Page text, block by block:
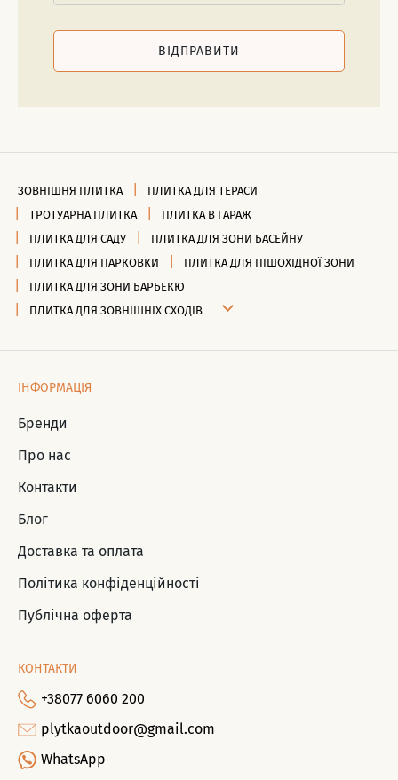
ВІДПРАВИТИ
ЗОВНІШНЯ ПЛИТКА
ПЛИТКА ДЛЯ ТЕРАСИ
ТРОТУАРНА ПЛИТКА
ПЛИТКА В ГАРАЖ
ПЛИТКА ДЛЯ САДУ
ПЛИТКА ДЛЯ ЗОНИ БАСЕЙНУ
ПЛИТКА ДЛЯ ПАРКОВКИ
ПЛИТКА ДЛЯ ПІШОХІДНОЇ ЗОНИ
ПЛИТКА ДЛЯ ЗОНИ БАРБЕКЮ
ПЛИТКА ДЛЯ ЗОВНІШНІХ СХОДІВ
ІНФОРМАЦІЯ
Бренди
Про нас
Контакти
Блог
Доставка та оплата
Політика конфіденційності
Публічна оферта
КОНТАКТИ
+38077 6060 200
plytkaoutdoor@gmail.com
WhatsApp